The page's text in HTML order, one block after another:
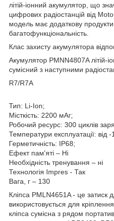
літій-іонний акумулятор, що
цифрових радіостанцій від
модель має додаткову
багатофункціональність.
Клас захисту акумулятора
Акумулятор PMNN4807A літій-
сумісний з наступними
R7/R7A
Тип: Li-Ion;
Місткість: 2200 мАг;
Робочий ресурс: 300 циклів
Температури експлуатації: від
Герметичність: IP68;
Ефект пам'яті – Ні
Необхідність тренування – ні
Технологія Impres - Так
Вага, г – 130
Кліпса PMLN4651A - це затиск
використовується для
кліпса сумісна з рядом